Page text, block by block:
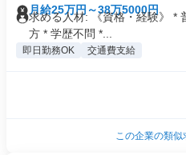
月給25万円～38万5000円
求める人材: 《資格・経験》 *
方 * 学歴不問 *...
即日勤務OK 交通費支給
この企業の類似